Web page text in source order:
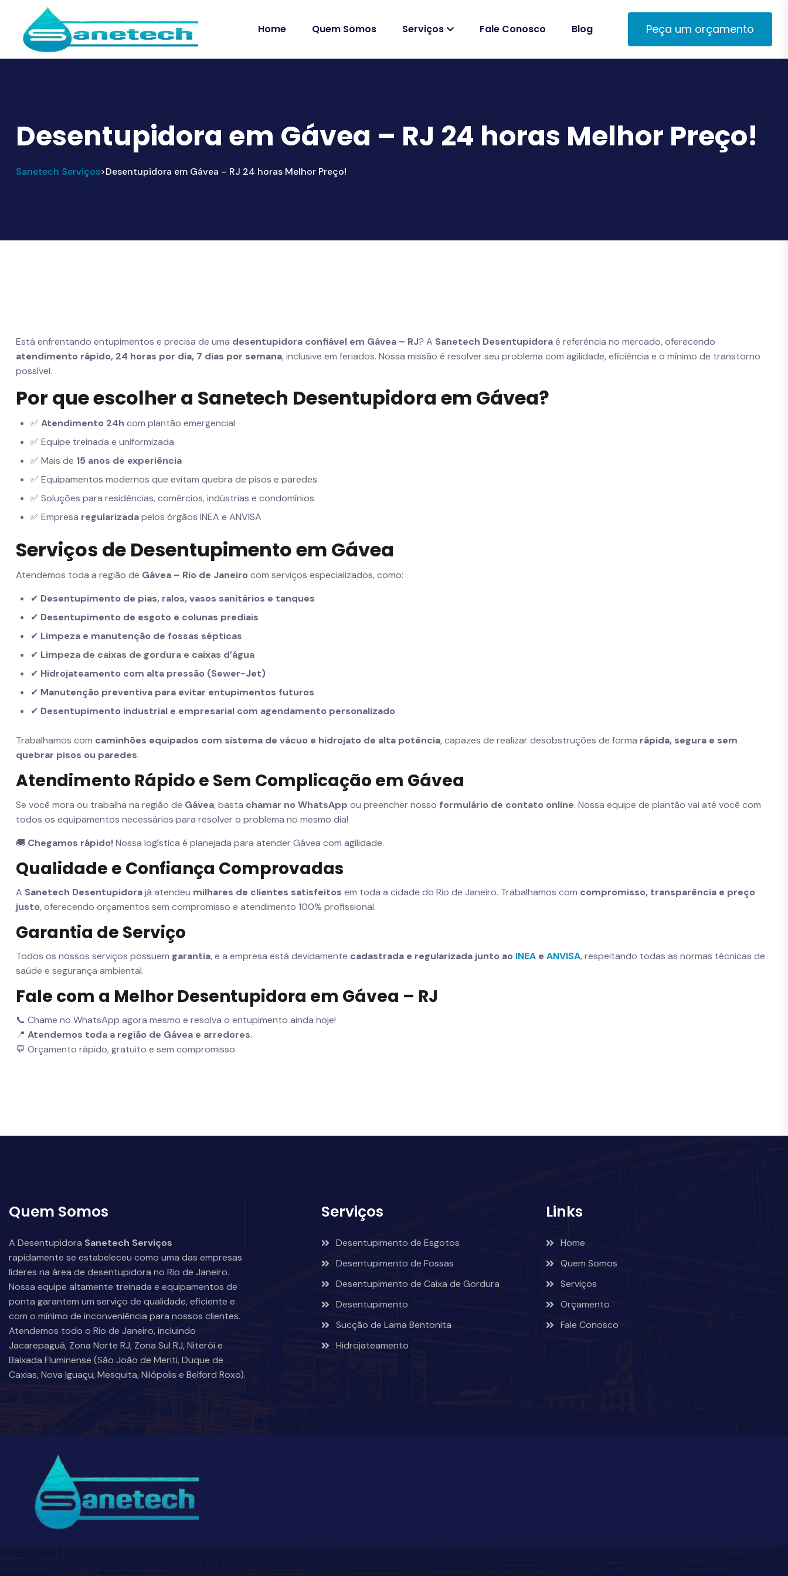
Home Quem Somos Serviços Fale Conosco Blog Peça um orçamento
Desentupidora em Gávea – RJ 24 horas Melhor Preço!
Sanetech Serviços>Desentupidora em Gávea – RJ 24 horas Melhor Preço!
Está enfrentando entupimentos e precisa de uma desentupidora confiável em Gávea – RJ? A Sanetech Desentupidoraé referência no mercado, oferecendo
atendimento rápido, 24 horas por dia, 7 dias por semana, inclusive em feriados. Nossa missão é resolver seu problema com agilidade, eficiência e o mínimo de transtorno
possível.
Por que escolher a Sanetech Desentupidora em Gávea?
✅ Atendimento 24h com plantão emergencial
✅ Equipe treinada e uniformizada
✅ Mais de 15 anos de experiência
✅ Equipamentos modernos que evitam quebra de pisos e paredes
✅ Soluções para residências, comércios, indústrias e condomínios
✅ Empresa regularizadapelos órgãos INEA e ANVISA
Serviços de Desentupimento em Gávea
Atendemos toda a região de Gávea – Rio de Janeiro com serviços especializados, como:
✔ Desentupimento de pias, ralos, vasos sanitários e tanques
✔ Desentupimento de esgoto e colunas prediais
✔ Limpeza e manutenção de fossas sépticas
✔ Limpeza de caixas de gordura e caixas d’água
✔ Hidrojateamento com alta pressão (Sewer-Jet)
✔ Manutenção preventiva para evitar entupimentos futuros
✔ Desentupimento industrial e empresarial com agendamento personalizado
Trabalhamos com caminhões equipados com sistema de vácuo e hidrojato de alta potência, capazes de realizar desobstruções de forma rápida, segura e sem
quebrar pisos ou paredes.
Atendimento Rápido e Sem Complicação em Gávea
Se você mora ou trabalha na região de Gávea, basta chamar no WhatsApp ou preencher nosso formulário de contato online. Nossa equipe de plantão vai até você com
todos os equipamentos necessários para resolver o problema no mesmo dia!
🚚 Chegamos rápido!Nossa logística é planejada para atender Gávea com agilidade.
Qualidade e Confiança Comprovadas
A Sanetech Desentupidorajá atendeu milhares de clientes satisfeitos em toda a cidade do Rio de Janeiro. Trabalhamos com compromisso, transparência e preço
justo, oferecendo orçamentos sem compromisso e atendimento 100% profissional.
Garantia de Serviço
Todos os nossos serviços possuem garantia, e a empresa está devidamente cadastrada e regularizada junto ao INEA e ANVISA, respeitando todas as normas técnicas de
saúde e segurança ambiental.
Fale com a Melhor Desentupidora em Gávea – RJ
📞 Chame no WhatsApp agora mesmo e resolva o entupimento ainda hoje!
📍 Atendemos toda a região de Gávea e arredores.
💬 Orçamento rápido, gratuito e sem compromisso.
Quem Somos
A Desentupidora Sanetech Serviços
rapidamente se estabeleceu como uma das empresas
líderes na área de desentupidora no Rio de Janeiro.
Nossa equipe altamente treinada e equipamentos de
ponta garantem um serviço de qualidade, eficiente e
com o mínimo de inconveniência para nossos clientes.
Atendemos todo o Rio de Janeiro, incluindo
Jacarepaguá, Zona Norte RJ, Zona Sul RJ, Niterói e
Baixada Fluminense (São João de Meriti, Duque de
Caxias, Nova Iguaçu, Mesquita, Nilópolis e Belford Roxo).
Serviços
Desentupimento de Esgotos
Desentupimento de Fossas
Desentupimento de Caixa de Gordura
Desentupimento
Sucção de Lama Bentonita
Hidrojateamento
Links
Home
Quem Somos
Serviços
Orçamento
Fale Conosco